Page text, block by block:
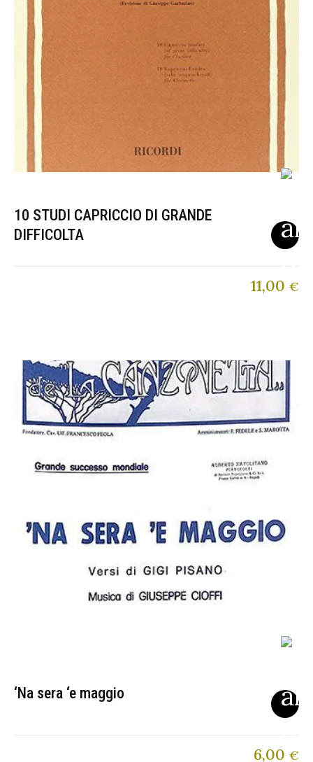
10 STUDI CAPRICCIO DI GRANDE
DIFFICOLTA
11,00 €
‘Na sera ‘e maggio
6,00 €